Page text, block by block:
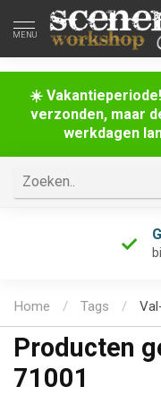
☀️
verzonden, maar
werkdagen
MENU
Home / Tags /
Producten
71001